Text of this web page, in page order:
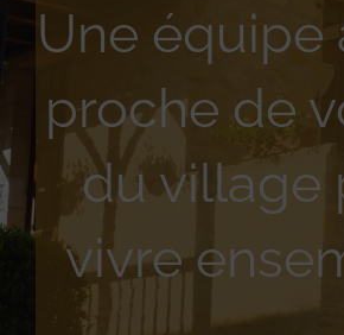
Une équipe
proche de
du village
vivre